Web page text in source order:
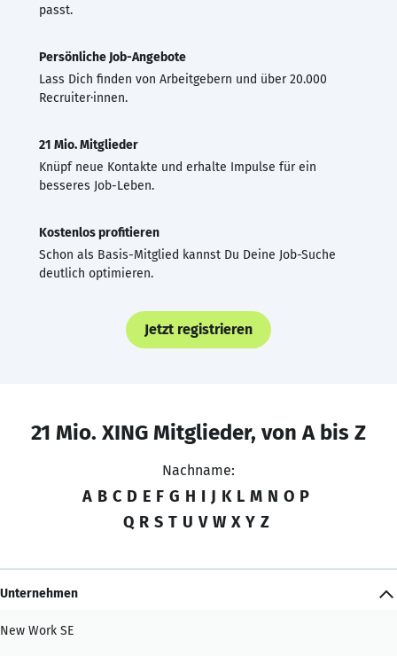
passt.
Persönliche Job-Angebote
Lass Dich finden von Arbeitgebern und über 20.000
Recruiter·innen.
21 Mio. Mitglieder
Knüpf neue Kontakte und erhalte Impulse für ein
besseres Job-Leben.
Kostenlos profitieren
Schon als Basis-Mitglied kannst Du Deine Job-Suche
deutlich optimieren.
Jetzt registrieren
21 Mio. XING Mitglieder, von A bis Z
Nachname:
A B C D E F G H I J K L M N O P
Q R S T U V W X Y Z
Unternehmen
New Work SE